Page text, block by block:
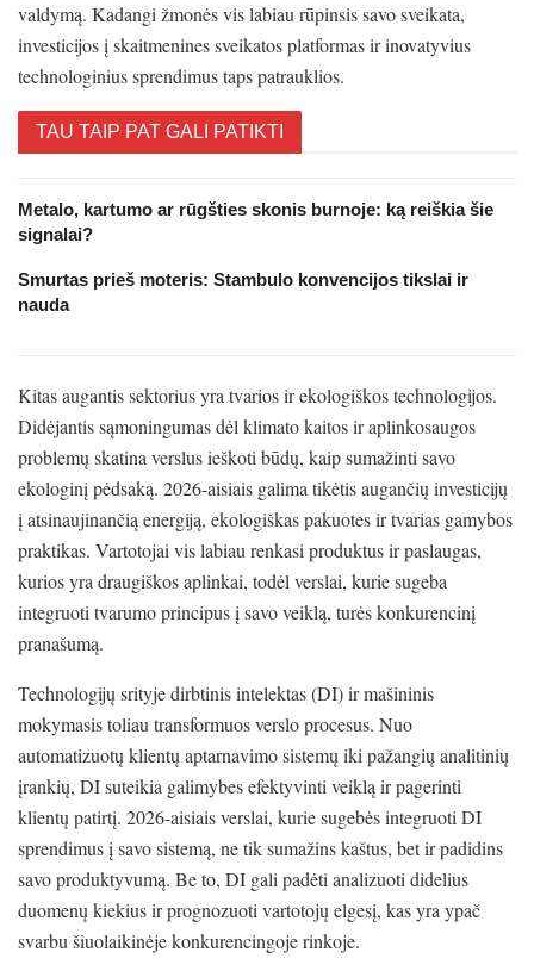
valdymą. Kadangi žmonės vis labiau rūpinsis savo sveikata,
investicijos į skaitmenines sveikatos platformas ir inovatyvius
technologinius sprendimus taps patrauklios.
TAU TAIP PAT GALI PATIKTI
Metalo, kartumo ar rūgšties skonis burnoje: ką reiškia šie
signalai?
Smurtas prieš moteris: Stambulo konvencijos tikslai ir
nauda
Kitas augantis sektorius yra tvarios ir ekologiškos technologijos.
Didėjantis sąmoningumas dėl klimato kaitos ir aplinkosaugos
problemų skatina verslus ieškoti būdų, kaip sumažinti savo
ekologinį pėdsaką. 2026-aisiais galima tikėtis augančių investicijų
į atsinaujinančią energiją, ekologiškas pakuotes ir tvarias gamybos
praktikas. Vartotojai vis labiau renkasi produktus ir paslaugas,
kurios yra draugiškos aplinkai, todėl verslai, kurie sugeba
integruoti tvarumo principus į savo veiklą, turės konkurencinį
pranašumą.
Technologijų srityje dirbtinis intelektas (DI) ir mašininis
mokymasis toliau transformuos verslo procesus. Nuo
automatizuotų klientų aptarnavimo sistemų iki pažangių analitinių
įrankių, DI suteikia galimybes efektyvinti veiklą ir pagerinti
klientų patirtį. 2026-aisiais verslai, kurie sugebės integruoti DI
sprendimus į savo sistemą, ne tik sumažins kaštus, bet ir padidins
savo produktyvumą. Be to, DI gali padėti analizuoti didelius
duomenų kiekius ir prognozuoti vartotojų elgesį, kas yra ypač
svarbu šiuolaikinėje konkurencingoje rinkoje.